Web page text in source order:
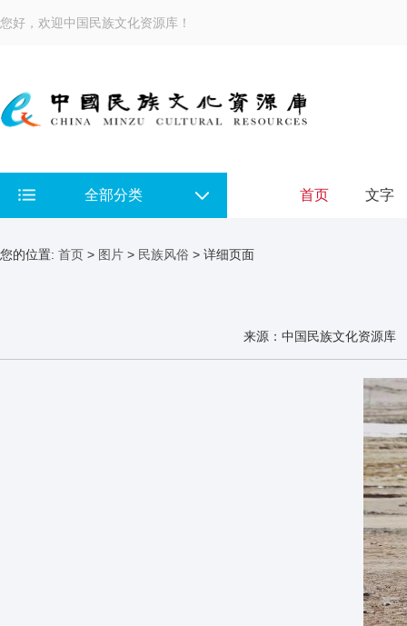
您好，欢迎中国民族文化资源库！
全部分类 首页 文字
您的位置: 首页 > 图片 > 民族风俗 > 详细页面
来源：中国民族文化资源库